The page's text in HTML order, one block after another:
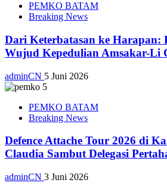
PEMKO BATAM
Breaking News
Dari Keterbatasan ke Harapan:
Wujud Kepedulian Amsakar-Li
adminCN 5 Juni 2026
PEMKO BATAM
Breaking News
Defence Attache Tour 2026 di
Claudia Sambut Delegasi
adminCN 3 Juni 2026